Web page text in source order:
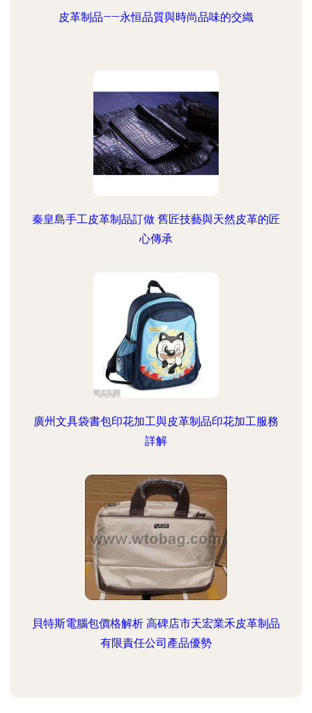
皮革制品——永恒品質與時尚品味的交織
秦皇島手工皮革制品訂做 舊匠技藝與天然皮革的匠
心傳承
廣州文具袋書包印花加工與皮革制品印花加工服務
詳解
貝特斯電腦包價格解析 高碑店市天宏業禾皮革制品
有限責任公司產品優勢